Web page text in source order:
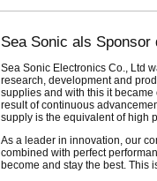
Sea Sonic als Sponsor
Sea Sonic Electronics Co., Ltd
research, development and
supplies and with this it became
result of continuous
supply is the equivalent of high
As a leader in innovation, our
combined with perfect
become and stay the best. This